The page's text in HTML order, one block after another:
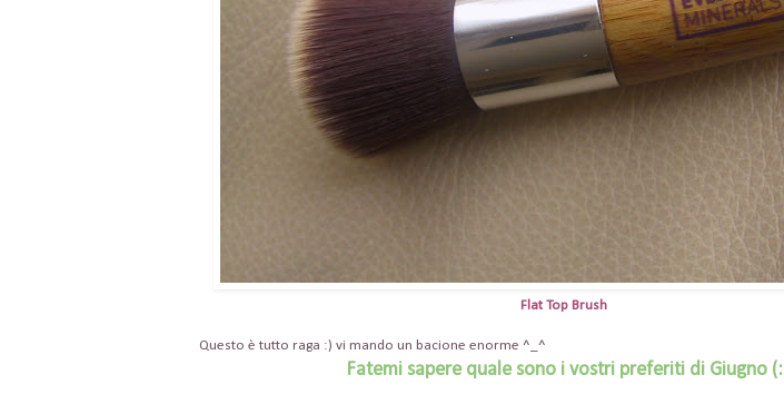
Flat Top Brush
Questo è tutto raga :) vi mando un bacione enorme ^_^
Fatemi sapere quale sono i vostri preferiti di Giugno (: